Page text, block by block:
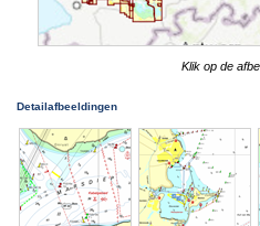
Klik op de
Detailafbeeldingen